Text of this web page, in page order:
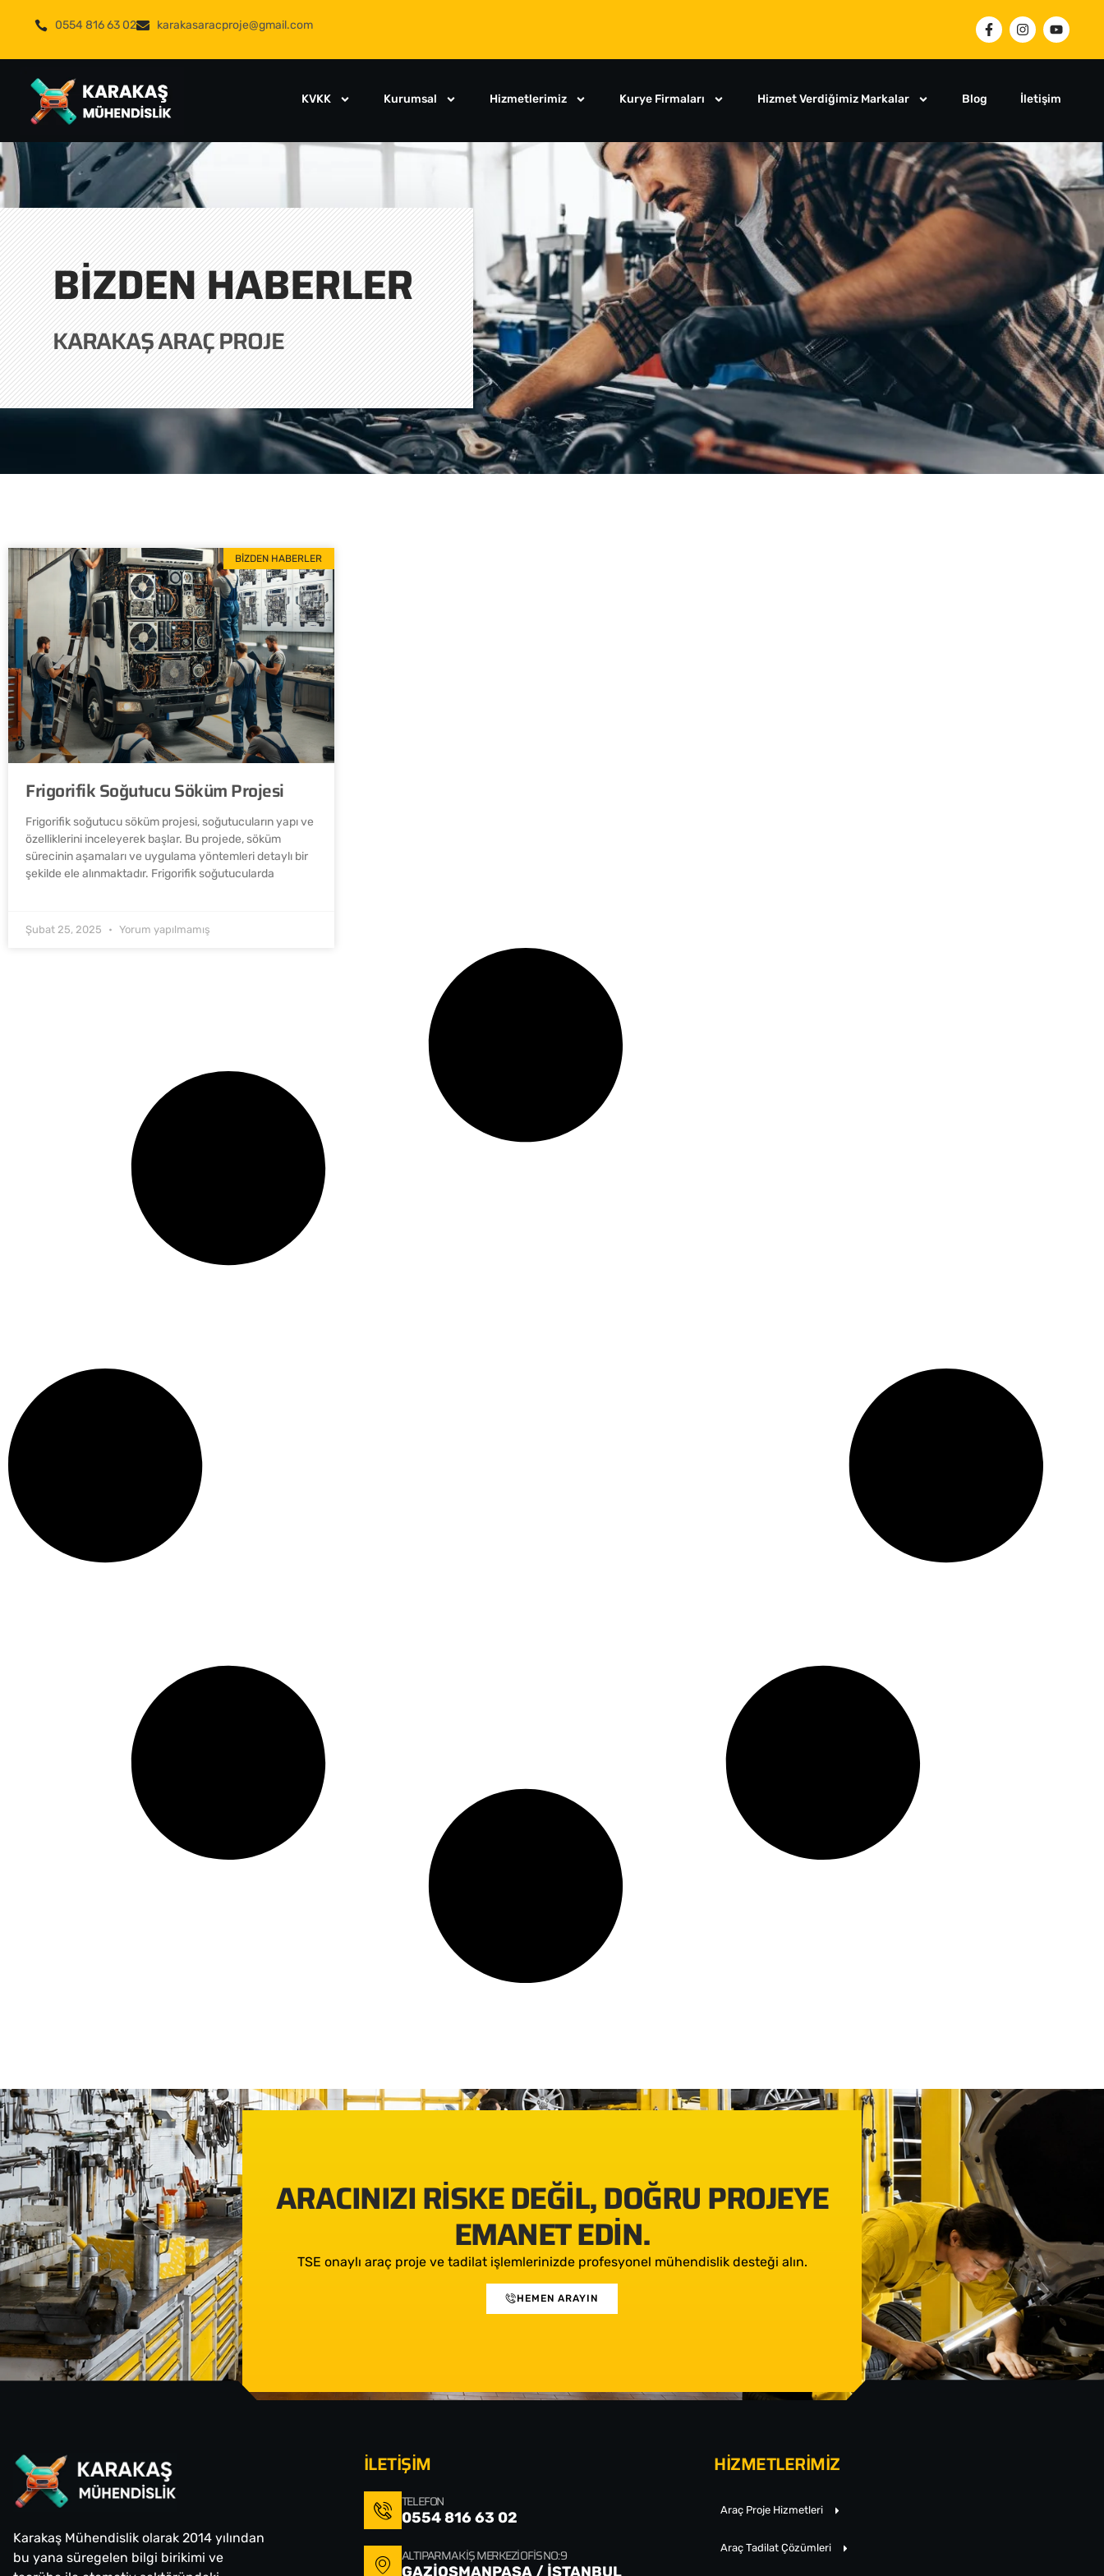
0554 816 63 02 karakasaracproje@gmail.com
KVKK Kurumsal Hizmetlerimiz Kurye Firmaları Hizmet Verdiğimiz Markalar Blog İletişim
BIZDEN HABERLER
KARAKAŞ ARAÇ PROJE
BIZDEN HABERLER
Frigorifik Soğutucu Söküm Projesi
Frigorifik soğutucu söküm projesi, soğutucuların yapı ve
özelliklerini inceleyerek başlar. Bu projede, söküm
sürecinin aşamaları ve uygulama yöntemleri detaylı bir
şekilde ele alınmaktadır. Frigorifik soğutucularda
Şubat 25, 2025 Yorum yapılmamış
ARACINIZI RISKE DEĞIL, DOĞRU PROJEYE
EMANET EDIN.
TSE onaylı araç proje ve tadilat işlemlerinizde profesyonel mühendislik desteği alın.
HEMEN ARAYIN
Karakaş Mühendislik olarak 2014 yılından
bu yana süregelen bilgi birikimi ve
İLETİŞİM
TELEFON
0554 816 63 02
ALTIPARMAK İŞ MERKEZI OFIS NO: 9
GAZİOSMANPAŞA / İSTANBUL
HİZMETLERİMİZ
Araç Proje Hizmetleri
Araç Tadilat Çözümleri